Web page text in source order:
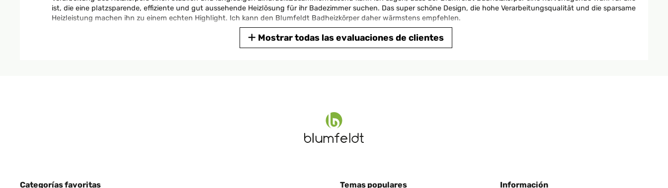
ist, die eine platzsparende, effiziente und gut aussehende Heizlösung für ihr Badezimmer suchen. Das super schöne Design, die hohe Verarbeitungsqualität und die sparsame
Heizleistung machen ihn zu einem echten Highlight. Ich kann den Blumfeldt Badheizkörper daher wärmstens empfehlen.
aus, sondern ist auch sehr funktional. Ich kann meine Handtücher jetzt bequem auf dem Heizkörper aufhängen und sie trocknen schnell und effektiv. Das spart mir nicht nur
Zeit, sondern auch Energiekosten, da ich die Handtücher nicht mehr im Trockner trocknen muss.Ein weiterer großer Vorteil des Handtuchheizkörpers ist, dass er sehr einfach
zu installieren war. Das mitgelieferte Installationskit und die Anleitung haben mir dabei geholfen, den Heizkörper in kürzester Zeit an der Wand zu befestigen. Ich bin wirklich
kein Experte in Sachen Heimwerken, aber ich habe es ohne Probleme geschafft.Was ich auch sehr schätze, ist, dass der Handtuchheizkörper sehr platzsparend ist. Ich habe
Handtuchheizkörper die perfekte Wahl!
Mostrar todas las evaluaciones de clientes
Categorías favoritas Temas populares Información